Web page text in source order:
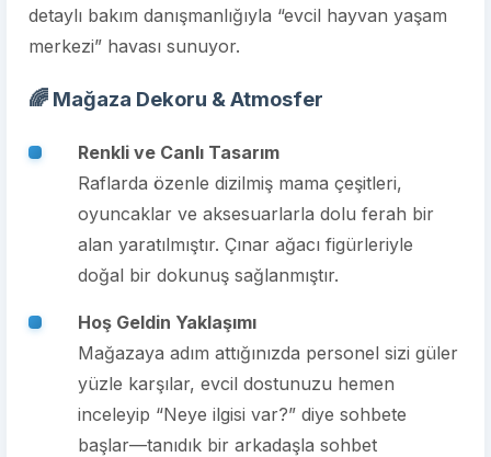
detaylı bakım danışmanlığıyla “evcil hayvan yaşam
merkezi” havası sunuyor.
🌈 Mağaza Dekoru & Atmosfer
Renkli ve Canlı Tasarım
Raflarda özenle dizilmiş mama çeşitleri,
oyuncaklar ve aksesuarlarla dolu ferah bir
alan yaratılmıştır. Çınar ağacı figürleriyle
doğal bir dokunuş sağlanmıştır.
Hoş Geldin Yaklaşımı
Mağazaya adım attığınızda personel sizi güler
yüzle karşılar, evcil dostunuzu hemen
inceleyip “Neye ilgisi var?” diye sohbete
başlar—tanıdık bir arkadaşla sohbet